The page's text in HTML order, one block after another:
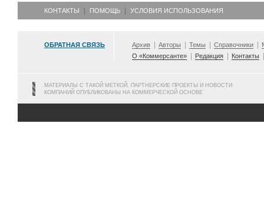
КОНТАКТЫ ПОМОЩЬ УСЛОВИЯ ИСПОЛЬЗОВАНИЯ
ОБРАТНАЯ СВЯЗЬ Архив Авторы Темы Справочники
О «Коммерсанте»
Редакция Контакты
МАТЕРИАЛЫ С ТАКОЙ МЕТКОЙ, ПАРТНЕРСКИЕ ПРОЕКТЫ И НОВОСТИ
КОМПАНИЙ ОПУБЛИКОВАНЫ НА КОММЕРЧЕСКОЙ ОСНОВЕ